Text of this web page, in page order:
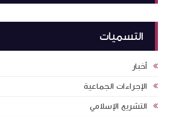
التسميات
أخبار
الإجراءات الجماعية
التشريع الإسلامي